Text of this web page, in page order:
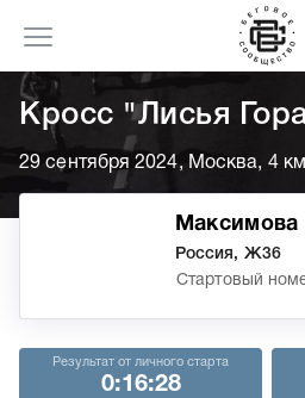
Кросс "Лисья
29 сентября 2024, Москва, 4 км
Максимова
Россия, Ж36
Стартовый
Результат от личного старта
0:16:28